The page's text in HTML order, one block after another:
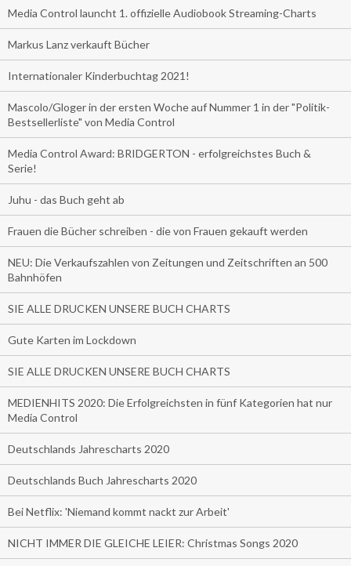
Media Control launcht 1. offizielle Audiobook Streaming-Charts
Markus Lanz verkauft Bücher
Internationaler Kinderbuchtag 2021!
Mascolo/Gloger in der ersten Woche auf Nummer 1 in der "Politik-
Bestsellerliste" von Media Control
Media Control Award: BRIDGERTON - erfolgreichstes Buch &
Serie!
Juhu - das Buch geht ab
Frauen die Bücher schreiben - die von Frauen gekauft werden
NEU: Die Verkaufszahlen von Zeitungen und Zeitschriften an 500
Bahnhöfen
SIE ALLE DRUCKEN UNSERE BUCH CHARTS
Gute Karten im Lockdown
SIE ALLE DRUCKEN UNSERE BUCH CHARTS
MEDIENHITS 2020: Die Erfolgreichsten in fünf Kategorien hat nur
Media Control
Deutschlands Jahrescharts 2020
Deutschlands Buch Jahrescharts 2020
Bei Netflix: 'Niemand kommt nackt zur Arbeit'
NICHT IMMER DIE GLEICHE LEIER: Christmas Songs 2020